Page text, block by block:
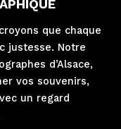
que chaque
justesse. Notre
d’Alsace,
vos souvenirs,
un regard